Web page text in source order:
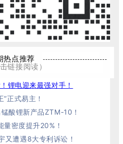
热点推荐
击链接阅读）
锂电迎来最强对手！
”正式易主！
酸锂新产品ZTM-10！
量密度提升20%！
又遭遇8大专利诉讼！